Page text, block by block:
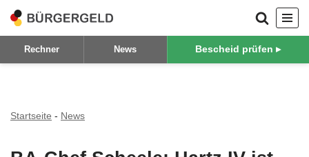
Zum
Inhalt
Rechner News Bescheid prüfen ▸
Startseite - News